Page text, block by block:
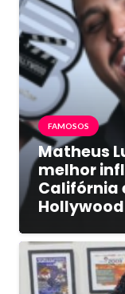
FAMOSOS
Matheus
melhor
Califórnia
Hollywood